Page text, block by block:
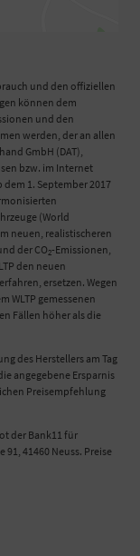
und den offiziellen
können dem
und den
werden, der an allen
GmbH (DAT),
bzw. im Internet
1. September 2017
(World
neuen, realistischeren
der CO2-Emissionen,
den neuen
ersetzen. Wegen
WLTP gemessenen
Fällen höher als die
des Herstellers am Tag
angegebene Ersparnis
Preisempfehlung
der Bank11 für
41460 Neuss. Preise